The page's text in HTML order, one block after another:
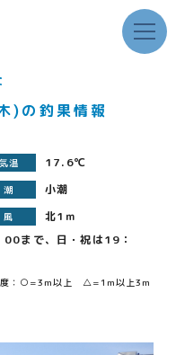
の釣果情報
気温 17.6℃
潮 小潮
風 北1ｍ
まで、日・祝は19：
度：○=3m以上 △=1m以上3m